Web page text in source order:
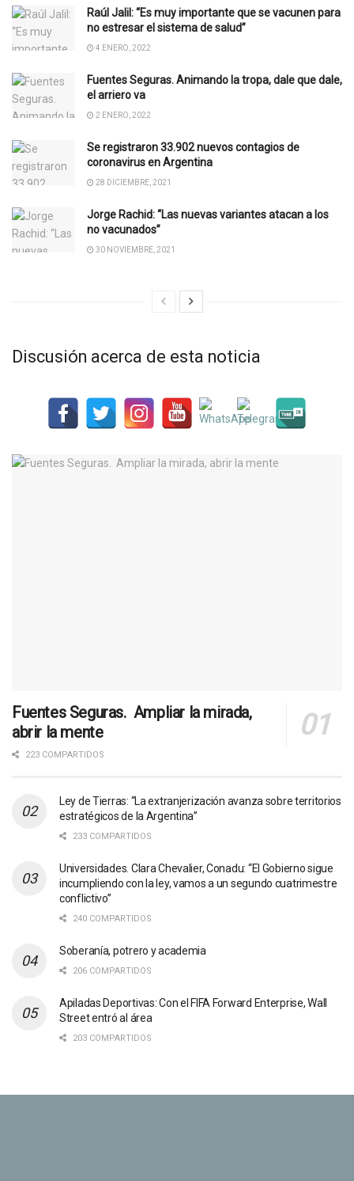
Raúl Jalil: “Es muy importante que se vacunen para
no estresar el sistema de salud”
4 ENERO, 2022
Fuentes Seguras. Animando la tropa, dale que dale,
el arriero va
2 ENERO, 2022
Se registraron 33.902 nuevos contagios de
coronavirus en Argentina
28 DICIEMBRE, 2021
Jorge Rachid: “Las nuevas variantes atacan a los
no vacunados”
30 NOVIEMBRE, 2021
Discusión acerca de esta noticia
Fuentes Seguras. Ampliar la mirada,
abrir la mente
223 COMPARTIDOS
Ley de Tierras: “La extranjerización avanza sobre territorios
estratégicos de la Argentina”
233 COMPARTIDOS
Universidades. Clara Chevalier, Conadu: “El Gobierno sigue
incumpliendo con la ley, vamos a un segundo cuatrimestre
conflictivo”
240 COMPARTIDOS
Soberanía, potrero y academia
206 COMPARTIDOS
Apiladas Deportivas: Con el FIFA Forward Enterprise, Wall
Street entró al área
203 COMPARTIDOS